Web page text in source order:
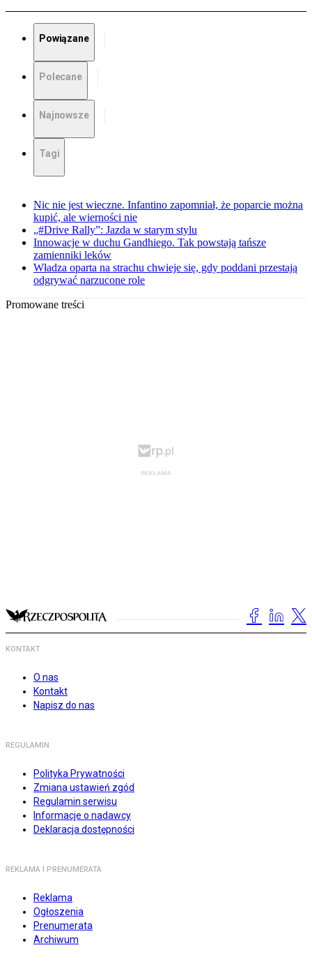
Powiązane
Polecane
Najnowsze
Tagi
Nic nie jest wieczne. Infantino zapomniał, że poparcie można
kupić, ale wierności nie
„#Drive Rally”: Jazda w starym stylu
Innowacje w duchu Gandhiego. Tak powstają tańsze
zamienniki leków
Władza oparta na strachu chwieje się, gdy poddani przestają
odgrywać narzucone role
Promowane treści
KONTAKT
O nas
Kontakt
Napisz do nas
REGULAMIN
Polityka Prywatności
Zmiana ustawień zgód
Regulamin serwisu
Informacje o nadawcy
Deklaracja dostępności
REKLAMA I PRENUMERATA
Reklama
Ogłoszenia
Prenumerata
Archiwum